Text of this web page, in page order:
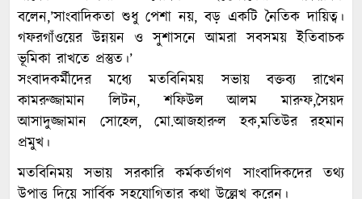
বলেন,’সাংবাদিকতা শুধু পেশা নয়, বড় একটি নৈতিক দায়িত্ব।
গফরগাঁওয়ের উন্নয়ন ও সুশাসনে আমরা সবসময় ইতিবাচক
ভূমিকা রাখতে প্রস্তুত।’
সংবাদকর্মীদের মধ্যে মতবিনিময় সভায় বক্তব্য রাখেন
কামরুজ্জামান লিটন, শফিউল আলম মারুফ,সৈয়দ
আসাদুজ্জামান সোহেল, মো.আজহারুল হক,মতিউর রহমান
প্রমুখ।
মতবিনিময় সভায় সরকারি কর্মকর্তাগণ সাংবাদিকদের তথ্য
উপাত্ত দিয়ে সার্বিক সহযোগিতার কথা উল্লেখ করেন।